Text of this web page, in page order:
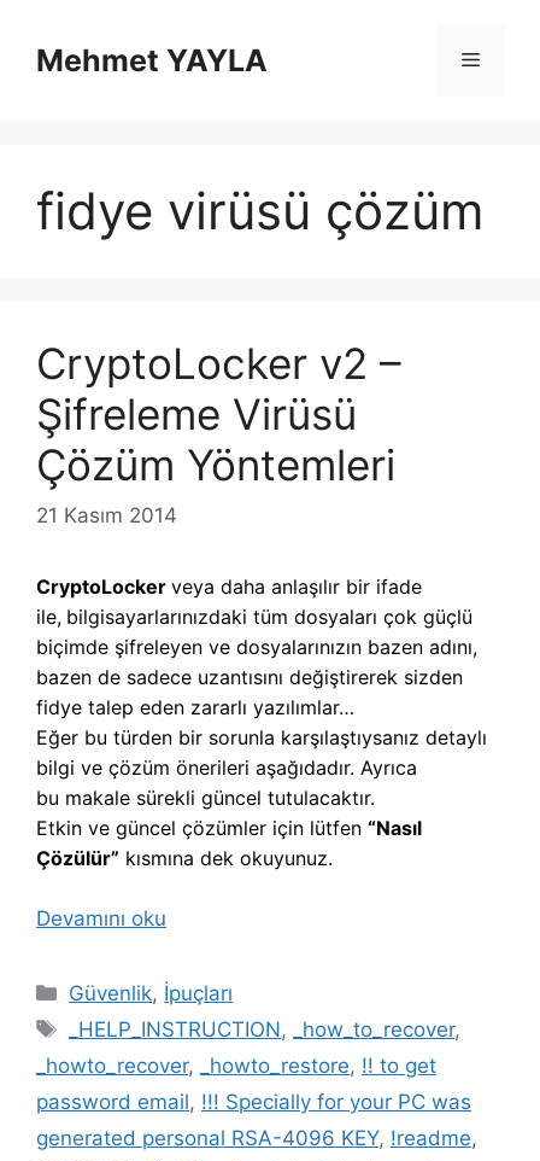
Mehmet YAYLA Menü
fidye virüsü çözüm
CryptoLocker v2 –
Şifreleme Virüsü
Çözüm Yöntemleri
21 Kasım 2014
CryptoLocker veya daha anlaşılır bir ifade
ile, bilgisayarlarınızdaki tüm dosyaları çok güçlü
biçimde şifreleyen ve dosyalarınızın bazen adını,
bazen de sadece uzantısını değiştirerek sizden
fidye talep eden zararlı yazılımlar…
Eğer bu türden bir sorunla karşılaştıysanız detaylı
bilgi ve çözüm önerileri aşağıdadır. Ayrıca
bu makale sürekli güncel tutulacaktır.
Etkin ve güncel çözümler için lütfen “Nasıl
Çözülür” kısmına dek okuyunuz.
Devamını oku
Kategoriler
Güvenlik, İpuçları
Etiketler
_HELP_INSTRUCTION, _how_to_recover,
_howto_recover, _howto_restore, !! to get
password email, !!! Specially for your PC was
generated personal RSA-4096 KEY, !readme,